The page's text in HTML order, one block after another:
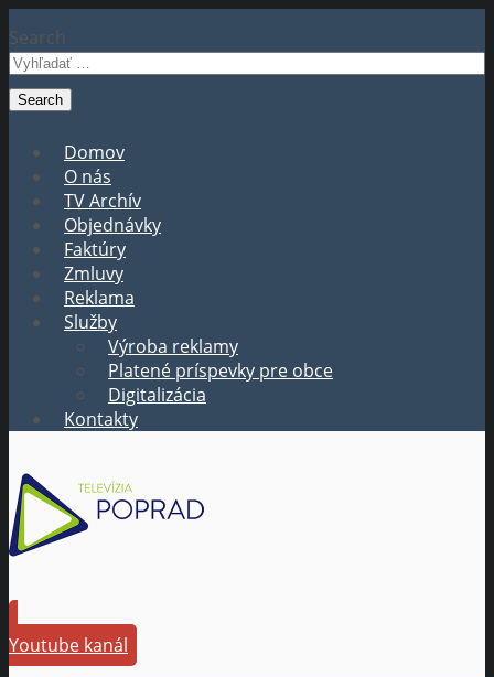
Search
Domov
O nás
TV Archív
Objednávky
Faktúry
Zmluvy
Reklama
Služby
Výroba reklamy
Platené príspevky pre obce
Digitalizácia
Kontakty
Youtube kanál